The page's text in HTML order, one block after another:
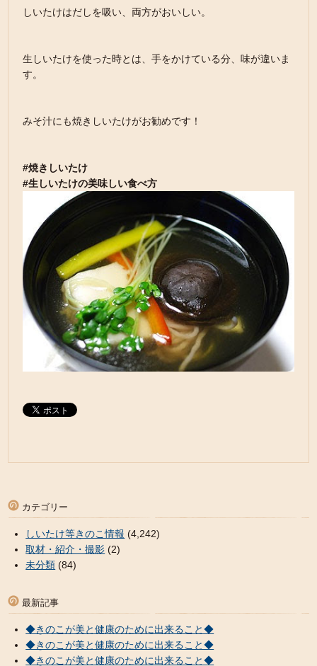
しいたけはだしを吸い、両方がおいしい。
生しいたけを使った時とは、手をかけている分、味が違いま
す。
みそ汁にも焼きしいたけがお勧めです！
#焼きしいたけ
#生しいたけの美味しい食べ方
カテゴリー
しいたけ等きのこ情報 (4,242)
取材・紹介・撮影 (2)
未分類 (84)
最新記事
◆きのこが美と健康のために出来ること◆
◆きのこが美と健康のために出来ること◆
◆きのこが美と健康のために出来ること◆